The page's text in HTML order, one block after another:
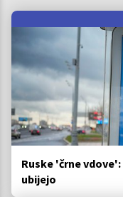
Ruske 'črne
ubijejo